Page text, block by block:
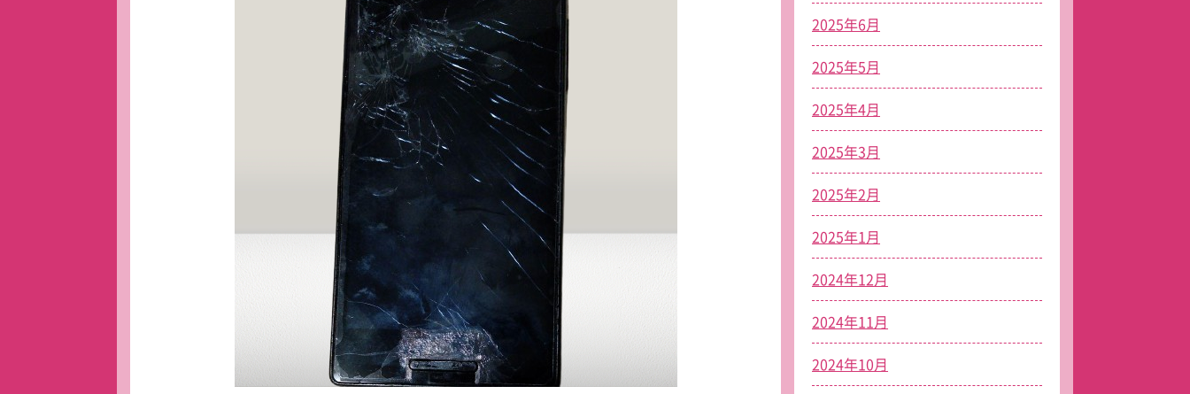
2025年6月
2025年5月
2025年4月
2025年3月
2025年2月
2025年1月
2024年12月
2024年11月
2024年10月